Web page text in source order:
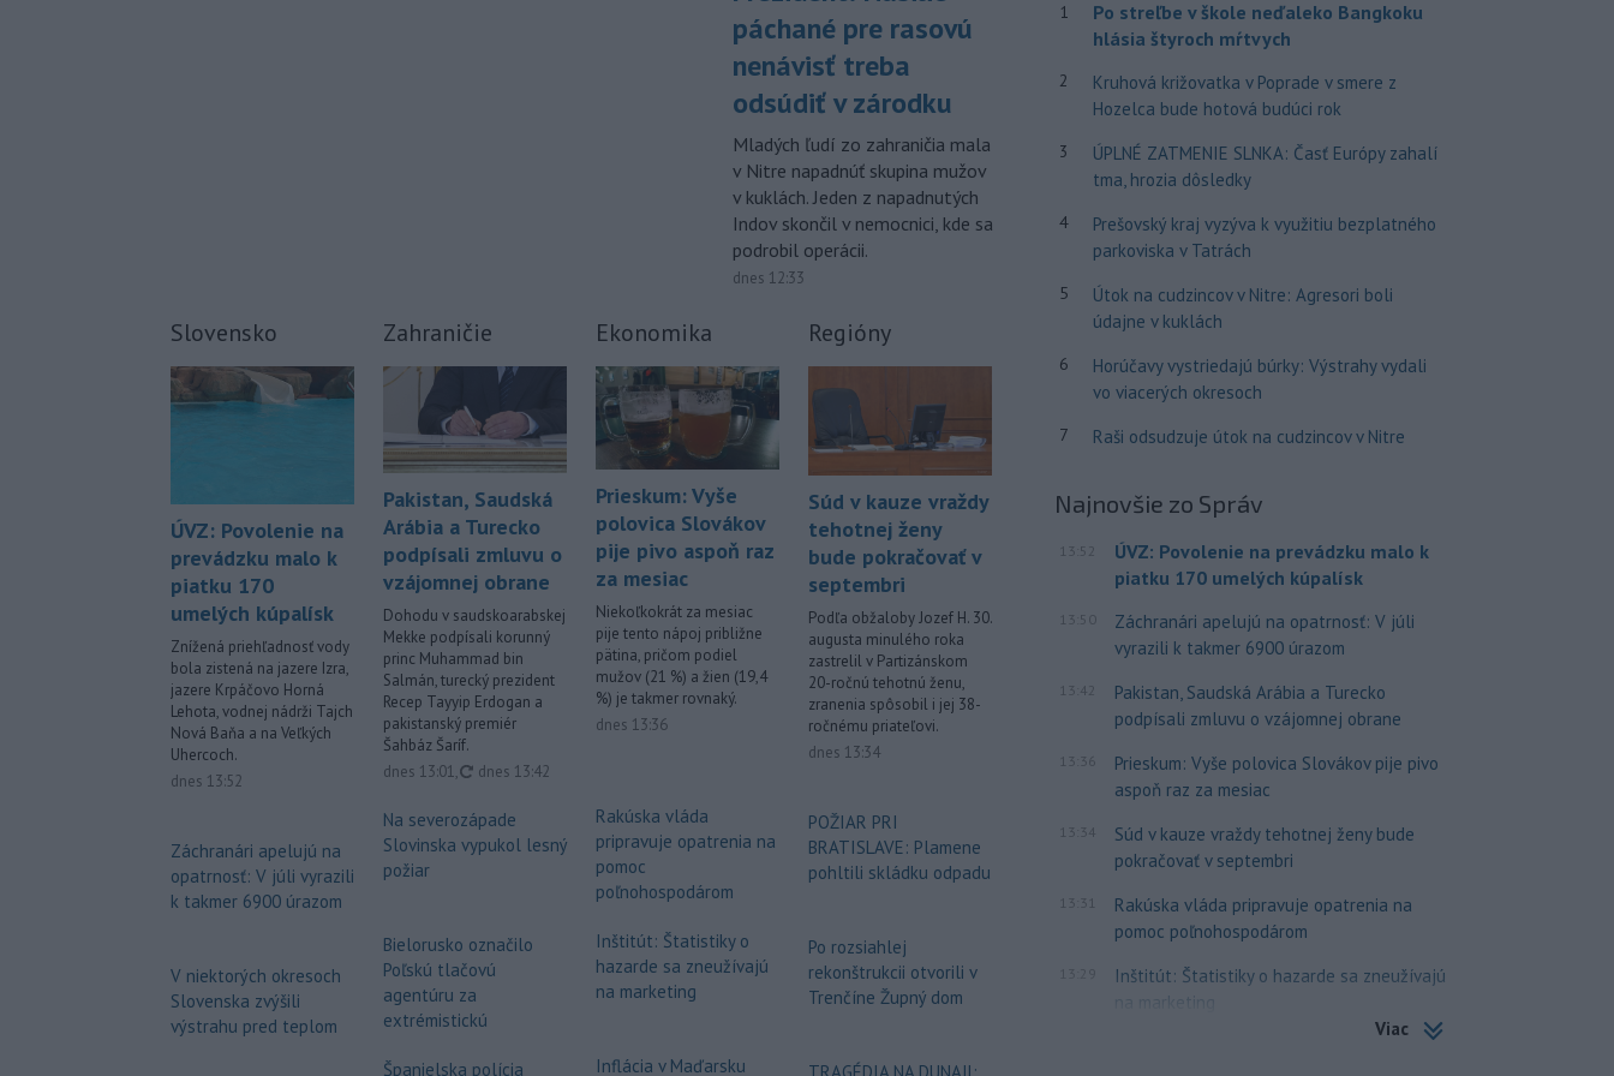
že rozbila sieť prevádzačov,
Alžírska dopravovali migrantov na
ostrov Sardínia. Pri raziách zatkla
osem ľudí, informuje TASR podľa
správy agentúry AFP.
21:58 - Pri pobreží Ománu hrozí
ekologická katastrofa pre únik
čorazväčšieho množstva ropy z
tankera, ktorý narazil na plytčinu v
blízkosti prírodnej rezervácie.
- Zdravotné ťažkosti po
kontakte s neznámou látkou na
termálnom
okrese Šaľa malo 16 osôb. Záchranná
zdravotná služba osem z nich
previezla do nemocnice.
páchané pre rasovú
nenávisť treba
odsúdiť v zárodku
Mladých ľudí zo zahraničia mala
v Nitre napadnúť skupina mužov
v kuklách. Jeden z napadnutých
Indov skončil v nemocnici, kde sa
podrobil operácii.
dnes 12:33
Slovensko
ÚVZ: Povolenie na
prevádzku malo k
piatku 170
umelých kúpalísk
Znížená priehľadnosť vody
bola zistená na jazere Izra,
jazere Krpáčovo Horná
Lehota, vodnej nádrži Tajch
Nová Baňa a na Veľkých
Uhercoch.
dnes 13:52
Záchranári apelujú na
opatrnosť: V júli vyrazili
k takmer 6900 úrazom
V niektorých okresoch
Slovenska zvýšili
výstrahu pred teplom
Zahraničie
Pakistan, Saudská
Arábia a Turecko
podpísali zmluvu o
vzájomnej obrane
Dohodu v saudskoarabskej
Mekke podpísali korunný
princ Muhammad bin
Salmán, turecký prezident
Recep Tayyip Erdogan a
pakistanský premiér
Šahbáz Šaríf.
dnes 13:01, aktualizované
dnes 13:42
Na severozápade
Slovinska vypukol lesný
požiar
Bielorusko označilo
Poľskú tlačovú
agentúru za
extrémistickú
Španielska polícia
Ekonomika
Prieskum: Vyše
polovica Slovákov
pije pivo aspoň raz
za mesiac
Niekoľkokrát za mesiac
pije tento nápoj približne
pätina, pričom podiel
mužov (21 %) a žien (19,4
%) je takmer rovnaký.
dnes 13:36
Rakúska vláda
pripravuje opatrenia na
pomoc
poľnohospodárom
Inštitút: Štatistiky o
hazarde sa zneužívajú
na marketing
Inflácia v Maďarsku
Regióny
Súd v kauze vraždy
tehotnej ženy
bude pokračovať v
septembri
Podľa obžaloby Jozef H. 30.
augusta minulého roka
zastrelil v Partizánskom
20-ročnú tehotnú ženu,
zranenia spôsobil i jej 38-
ročnému priateľovi.
dnes 13:34
POŽIAR PRI
BRATISLAVE: Plamene
pohltili skládku odpadu
Po rozsiahlej
rekonštrukcii otvorili v
Trenčíne Župný dom
1
Po streľbe v škole neďaleko Bangkoku
hlásia štyroch mŕtvych
2
Kruhová križovatka v Poprade v smere z
Hozelca bude hotová budúci rok
3
ÚPLNÉ ZATMENIE SLNKA: Časť Európy zahalí
tma, hrozia dôsledky
4
Prešovský kraj vyzýva k využitiu bezplatného
parkoviska v Tatrách
5
Útok na cudzincov v Nitre: Agresori boli
údajne v kuklách
6
Horúčavy vystriedajú búrky: Výstrahy vydali
vo viacerých okresoch
7 Raši odsudzuje útok na cudzincov v Nitre
Najnovšie zo Správ
13:52
ÚVZ: Povolenie na prevádzku malo k
piatku 170 umelých kúpalísk
13:50
Záchranári apelujú na opatrnosť: V júli
vyrazili k takmer 6900 úrazom
13:42
Pakistan, Saudská Arábia a Turecko
podpísali zmluvu o vzájomnej obrane
13:36
Prieskum: Vyše polovica Slovákov pije pivo
aspoň raz za mesiac
13:34
Súd v kauze vraždy tehotnej ženy bude
pokračovať v septembri
13:31
Rakúska vláda pripravuje opatrenia na
pomoc poľnohospodárom
Inštitút: Štatistiky o hazarde sa zneužívajú
na marketing
Viac